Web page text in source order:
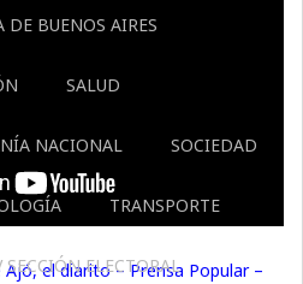
DE BUENOS AIRES
SALUD
NACIONAL SOCIEDAD
TRANSPORTE
SECCIÓN ELECTORAL
el diarito – Prensa Popular –